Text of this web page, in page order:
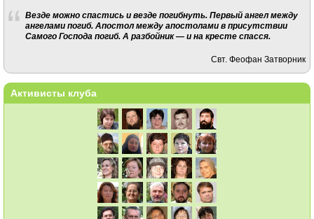
Везде можно спастись и везде погибнуть. Первый ангел между
ангелами погиб. Апостол между апостолами в присутствии
Самого Господа погиб. А разбойник — и на кресте спасся.
Свт. Феофан Затворник
Активисты клуба